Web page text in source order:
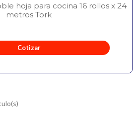
hoja para cocina 16 rollos x 24
metros Tork
Cotizar